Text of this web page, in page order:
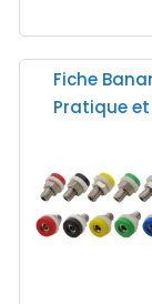
Fiche
Pratique